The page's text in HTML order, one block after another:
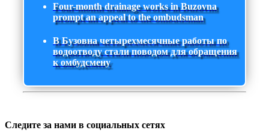
Four-month drainage works in Buzovna
prompt an appeal to the ombudsman
В Бузовна четырехмесячные работы по
водоотводу стали поводом для обращения
к омбудсмену
Следите за нами в социальных сетях